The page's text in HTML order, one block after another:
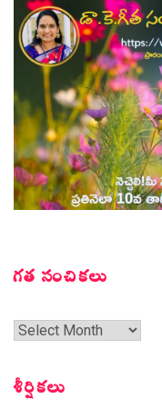
గత సంచికలు
గత
శీర్షికలు